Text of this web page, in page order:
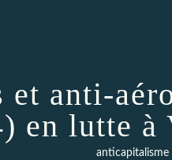
et anti-
en lutte à
anticapitalisme